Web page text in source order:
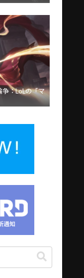
：LoLの「マ